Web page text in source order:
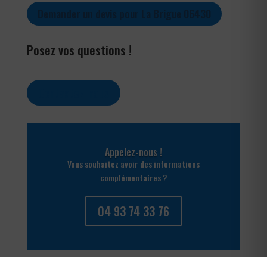
Posez vos questions !
Appelez-nous !
Vous souhaitez avoir des informations
complémentaires ?
04 93 74 33 76